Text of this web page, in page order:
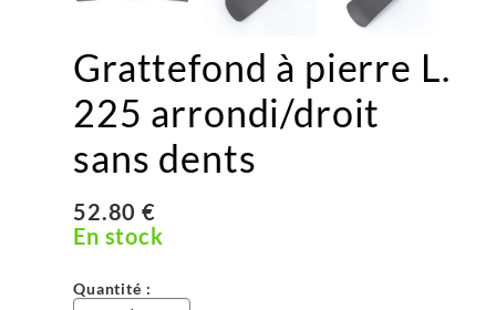
Grattefond à pierre L.
225 arrondi/droit
sans dents
52.80 €
En stock
Quantité :